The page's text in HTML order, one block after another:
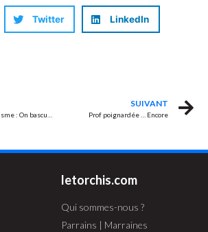
Twitter LinkedIn
SUIVANT
Prof poignardée … Encore
letorchis.com
Qui sommes-nous ?
Parrains | Marraines